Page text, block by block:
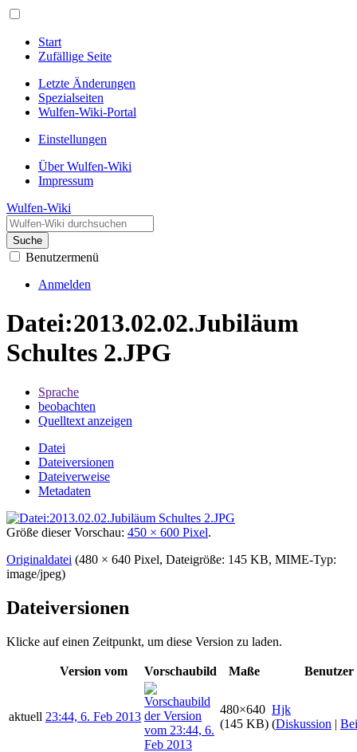
Start
Zufällige Seite
Letzte Änderungen
Spezialseiten
Wulfen-Wiki-Portal
Einstellungen
Über Wulfen-Wiki
Impressum
Wulfen-Wiki
Suche
Benutzermenü
Anmelden
Datei:2013.02.02.Jubiläum
Schultes 2.JPG
Sprache
beobachten
Quelltext anzeigen
Datei
Dateiversionen
Dateiverweise
Metadaten
Größe dieser Vorschau: 450 × 600 Pixel.
Originaldatei (480 × 640 Pixel, Dateigröße: 145 KB, MIME-Typ:
image/jpeg)
Dateiversionen
Klicke auf einen Zeitpunkt, um diese Version zu laden.
Version vom Vorschaubild Maße Benutzer
aktuell 23:44, 6. Feb 2013
480×640
(145 KB)
Hjk
(Diskussion |